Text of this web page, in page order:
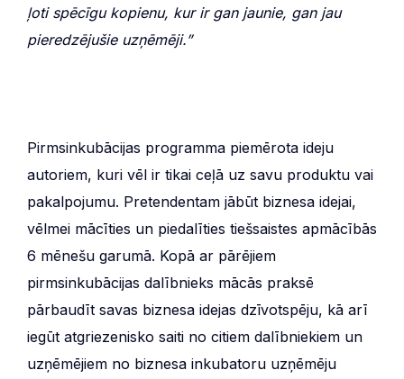
ļoti spēcīgu kopienu, kur ir gan jaunie, gan jau
pieredzējušie uzņēmēji.”
Pirmsinkubācijas programma piemērota ideju
autoriem, kuri vēl ir tikai ceļā uz savu produktu vai
pakalpojumu. Pretendentam jābūt biznesa idejai,
vēlmei mācīties un piedalīties tiešsaistes apmācībās
6 mēnešu garumā. Kopā ar pārējiem
pirmsinkubācijas dalībnieks mācās praksē
pārbaudīt savas biznesa idejas dzīvotspēju, kā arī
iegūt atgriezenisko saiti no citiem dalībniekiem un
uzņēmējiem no biznesa inkubatoru uzņēmēju